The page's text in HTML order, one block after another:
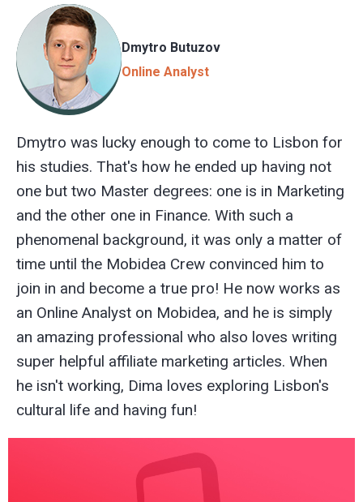
Dmytro Butuzov
Online Analyst
Dmytro was lucky enough to come to Lisbon for
his studies. That's how he ended up having not
one but two Master degrees: one is in Marketing
and the other one in Finance. With such a
phenomenal background, it was only a matter of
time until the Mobidea Crew convinced him to
join in and become a true pro! He now works as
an Online Analyst on Mobidea, and he is simply
an amazing professional who also loves writing
super helpful affiliate marketing articles. When
he isn't working, Dima loves exploring Lisbon's
cultural life and having fun!